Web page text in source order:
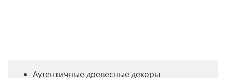
Аутентичные древесные декоры